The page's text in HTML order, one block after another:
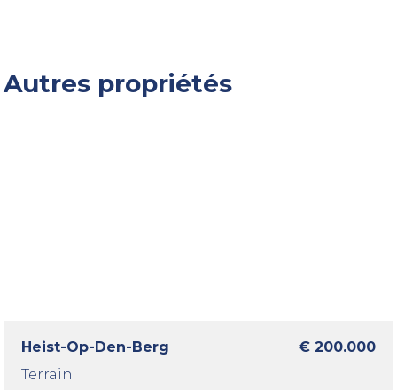
Autres propriétés
Heist-Op-Den-Berg
€ 200.000
Terrain